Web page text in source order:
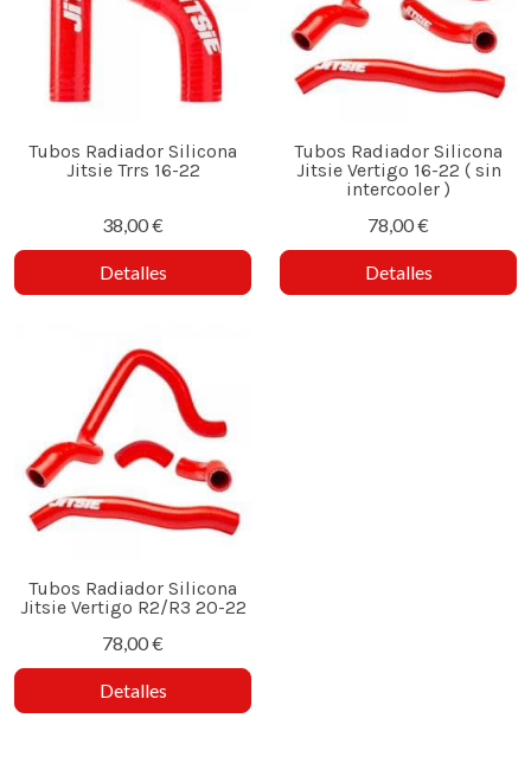
Tubos Radiador Silicona
Jitsie Trrs 16-22
38,00 €
Detalles
Tubos Radiador Silicona
Jitsie Vertigo 16-22 ( sin
intercooler )
78,00 €
Detalles
Tubos Radiador Silicona
Jitsie Vertigo R2/R3 20-22
78,00 €
Detalles